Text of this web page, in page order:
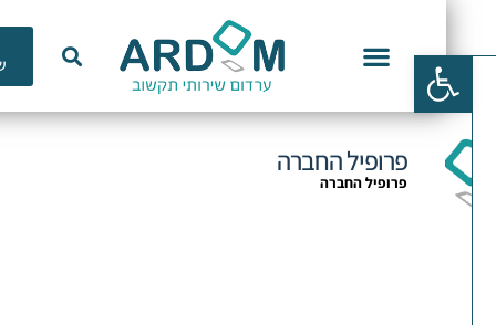
פתח סרגל נגישות
פרופיל החברה
פרופיל החברה